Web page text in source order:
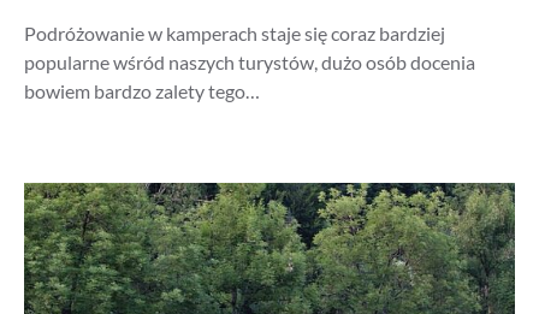
Podróżowanie w kamperach staje się coraz bardziej
popularne wśród naszych turystów, dużo osób docenia
bowiem bardzo zalety tego…